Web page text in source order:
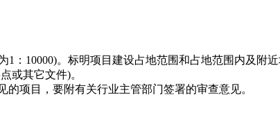
：10000)。标明项目建设占地范围和占地范围内及附近
或其它文件)。
项目，要附有关行业主管部门签署的审查意见。